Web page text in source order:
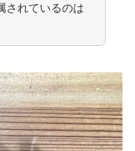
されているのは